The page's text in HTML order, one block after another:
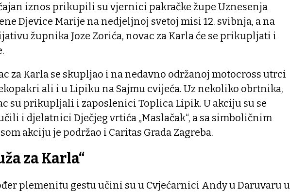
iznos prikupili su vjernici pakračke župe Uznesenja
Djevice Marije na nedjeljnoj svetoj misi 12. svibnja, a na
župnika Joze Zorića, novac za Karla će se prikupljati i
za Karla se skupljao i na nedavno održanoj motocross utrci
ali i u Lipiku na Sajmu cvijeća. Uz nekoliko obrtnika,
su prikupljali i zaposlenici Toplica Lipik. U akciju su se
i djelatnici Dječjeg vrtića „Maslačak“, a sa simboličnim
akciju je podržao i Caritas Grada Zagreba.
za Karla“
plemenitu gestu učini su u Cvjećarnici Andy u Daruvaru u